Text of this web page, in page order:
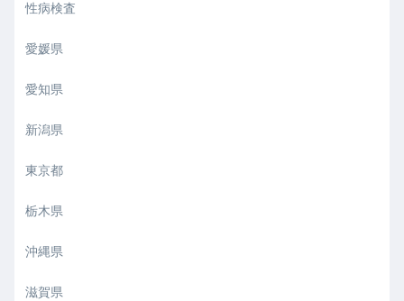
性病検査
愛媛県
愛知県
新潟県
東京都
栃木県
沖縄県
滋賀県